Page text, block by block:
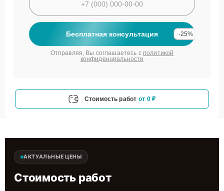
Бесплатная консультация -25%
Отправляя, Вы соглашаетесь с политикой
конфиденциальности
Стоимость работ от 0 ₽
АКТУАЛЬНЫЕ ЦЕНЫ
Стоимость работ